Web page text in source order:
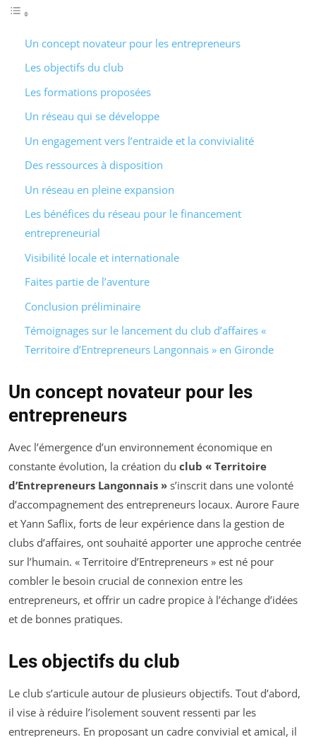
Un concept novateur pour les entrepreneurs
Les objectifs du club
Les formations proposées
Un réseau qui se développe
Un engagement vers l’entraide et la convivialité
Des ressources à disposition
Un réseau en pleine expansion
Les bénéfices du réseau pour le financement
entrepreneurial
Visibilité locale et internationale
Faites partie de l’aventure
Conclusion préliminaire
Témoignages sur le lancement du club d’affaires «
Territoire d’Entrepreneurs Langonnais » en Gironde
Un concept novateur pour les
entrepreneurs
Avec l’émergence d’un environnement économique en
constante évolution, la création du club « Territoire
d’Entrepreneurs Langonnais » s’inscrit dans une volonté
d’accompagnement des entrepreneurs locaux. Aurore Faure
et Yann Saflix, forts de leur expérience dans la gestion de
clubs d’affaires, ont souhaité apporter une approche centrée
sur l’humain. « Territoire d’Entrepreneurs » est né pour
combler le besoin crucial de connexion entre les
entrepreneurs, et offrir un cadre propice à l’échange d’idées
et de bonnes pratiques.
Les objectifs du club
Le club s’articule autour de plusieurs objectifs. Tout d’abord,
il vise à réduire l’isolement souvent ressenti par les
entrepreneurs. En proposant un cadre convivial et amical, il